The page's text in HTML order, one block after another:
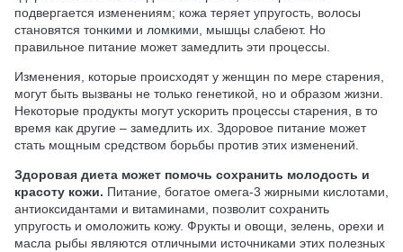
подвергается изменениям; кожа теряет упругость, волосы
становятся тонкими и ломкими, мышцы слабеют. Но
правильное питание может замедлить эти процессы.
Изменения, которые происходят у женщин по мере старения,
могут быть вызваны не только генетикой, но и образом жизни.
Некоторые продукты могут ускорить процессы старения, в то
время как другие – замедлить их. Здоровое питание может
стать мощным средством борьбы против этих изменений.
Здоровая диета может помочь сохранить молодость и
красоту кожи. Питание, богатое омега-3 жирными кислотами,
антиоксидантами и витаминами, позволит сохранить
упругость и омоложить кожу. Фрукты и овощи, зелень, орехи и
масла рыбы являются отличными источниками этих полезных